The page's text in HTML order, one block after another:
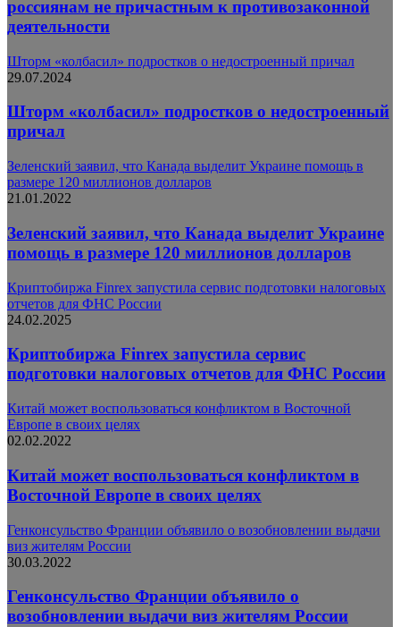
россиянам не причастным к противозаконной
деятельности
Шторм «колбасил» подростков о недостроенный причал
29.07.2024
Шторм «колбасил» подростков о недостроенный
причал
Зеленский заявил, что Канада выделит Украине помощь в
размере 120 миллионов долларов
21.01.2022
Зеленский заявил, что Канада выделит Украине
помощь в размере 120 миллионов долларов
Криптобиржа Finrex запустила сервис подготовки налоговых
отчетов для ФНС России
24.02.2025
Криптобиржа Finrex запустила сервис
подготовки налоговых отчетов для ФНС России
Китай может воспользоваться конфликтом в Восточной
Европе в своих целях
02.02.2022
Китай может воспользоваться конфликтом в
Восточной Европе в своих целях
Генконсульство Франции объявило о возобновлении выдачи
виз жителям России
30.03.2022
Генконсульство Франции объявило о
возобновлении выдачи виз жителям России